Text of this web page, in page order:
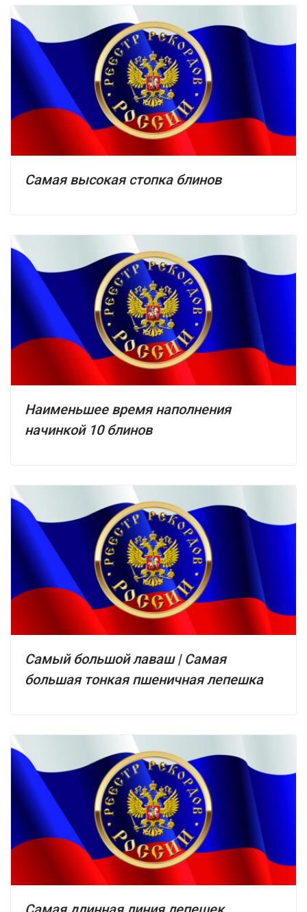
Самая высокая стопка блинов
Наименьшее время наполнения
начинкой 10 блинов
Самый большой лаваш | Самая
большая тонкая пшеничная лепешка